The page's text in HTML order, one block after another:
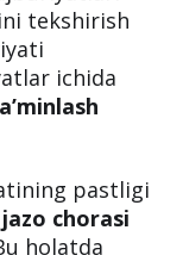
vazirining
buyrug‘i
tekshirish